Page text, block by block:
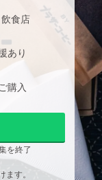
書籍・雑誌
チャレンジ
ュニティ
食店
あり
購入
を終了
す。